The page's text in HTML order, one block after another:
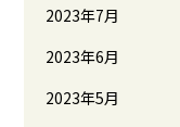
2023年7月
2023年6月
2023年5月